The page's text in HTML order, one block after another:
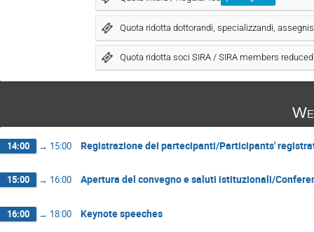
Quota ridotta dottorandi, specializzandi,
Quota ridotta soci SIRA / SIRA members
14:00 → 15:00 Registrazione dei partecipanti/Participants'
15:00 → 16:00 Apertura del convegno e saluti istituzionali/
16:00 → 18:00 Keynote speeches